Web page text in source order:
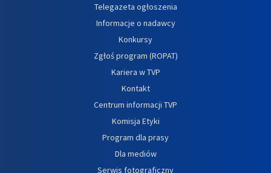
Telegazeta ogłoszenia
Informacje o nadawcy
Konkursy
Zgłoś program (ROPAT)
Kariera w TVP
Kontakt
Centrum informacji TVP
Komisja Etyki
Program dla prasy
Dla mediów
Serwis fotograficzny